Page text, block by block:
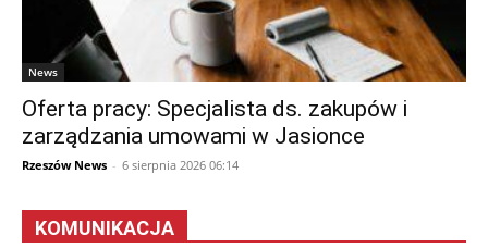
News
Oferta pracy: Specjalista ds. zakupów i
zarządzania umowami w Jasionce
Rzeszów News - 6 sierpnia 2026 06:14
KOMUNIKACJA